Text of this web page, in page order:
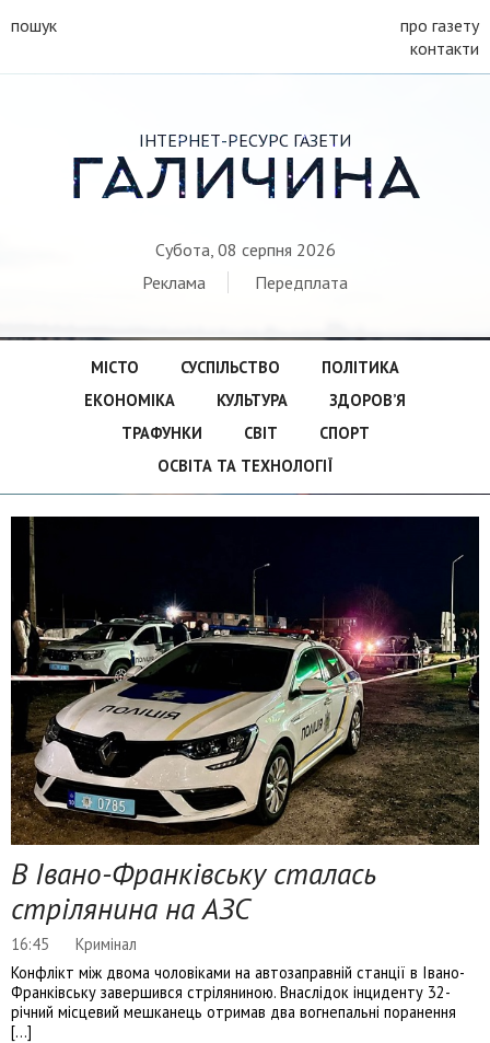
пошук
про газету
контакти
ІНТЕРНЕТ-РЕСУРС ГАЗЕТИ
ГАЛИЧИНА
Субота, 08 серпня 2026
Реклама
Передплата
МІСТО СУСПІЛЬСТВО
ПОЛІТИКА
ЕКОНОМІКА
КУЛЬТУРА
ЗДОРОВ’Я
ТРАФУНКИ
СВІТ
СПОРТ
ОСВІТА ТА ТЕХНОЛОГІЇ
В Івано-Франківську сталась
стрілянина на АЗС
16:45
Кримінал
Конфлікт між двома чоловіками на автозаправній станції в Івано-
Франківську завершився стріляниною. Внаслідок інциденту 32-
річний місцевий мешканець отримав два вогнепальні поранення
[…]